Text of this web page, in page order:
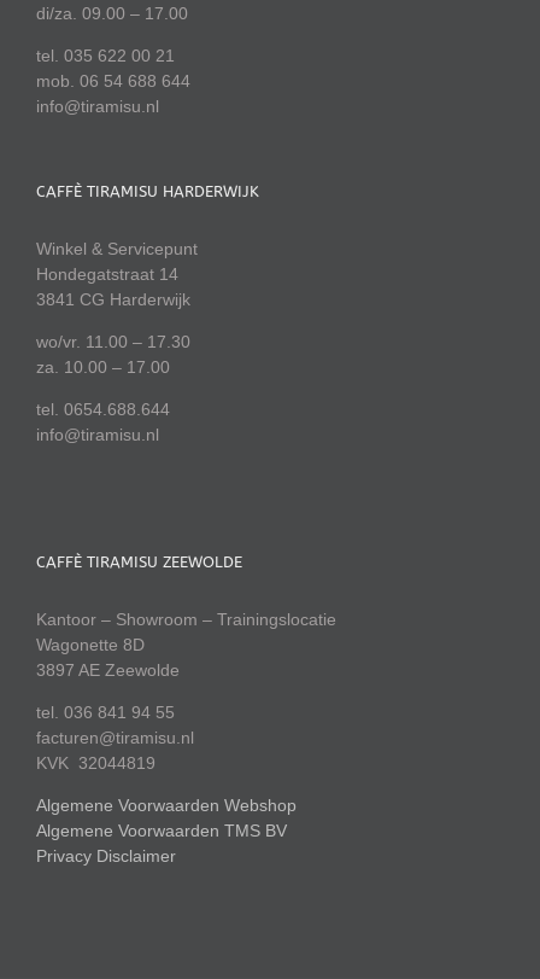
di/za. 09.00 – 17.00
tel. 035 622 00 21
mob. 06 54 688 644
info@tiramisu.nl
CAFFÈ TIRAMISU HARDERWIJK
Winkel & Servicepunt
Hondegatstraat 14
3841 CG Harderwijk
wo/vr. 11.00 – 17.30
za. 10.00 – 17.00
tel. 0654.688.644
info@tiramisu.nl
CAFFÈ TIRAMISU ZEEWOLDE
Kantoor – Showroom – Trainingslocatie
Wagonette 8D
3897 AE Zeewolde
tel. 036 841 94 55
facturen@tiramisu.nl
KVK 32044819
Algemene Voorwaarden Webshop
Algemene Voorwaarden TMS BV
Privacy Disclaimer